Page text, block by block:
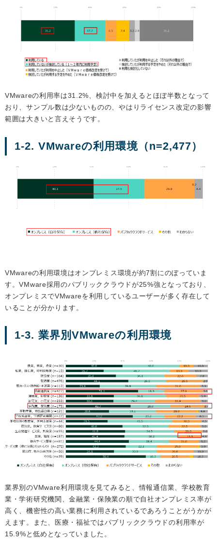
VMwareの利用率は31.2%、検討中を加えるとほぼ半数となって
おり、サンプル数は少ないものの、やはりライセンス改定の影響
範囲は大きいと言えそうです。
1-2. VMwareの利用環境（n=2,477）
VMwareの利用環境はオンプレミス環境が約7割にのぼっていま
す。VMware採用のパブリッククラウドが25%強となっており、
オンプレミスでVMwareを利用しているユーザーが多く存在して
いることが分かります。
1-3. 業界別VMwareの利用環境
業界別のVMware利用環境を見てみると、情報通信業、学校教育
業・学術研究機関、金融業・保険業の順で自社オンプレミス率が
高く、機密性の高い業務に利用されているであろうことがうかが
えます。また、医療・福祉ではパブリッククラウドの利用率が
15.9%と低めとなっていました。